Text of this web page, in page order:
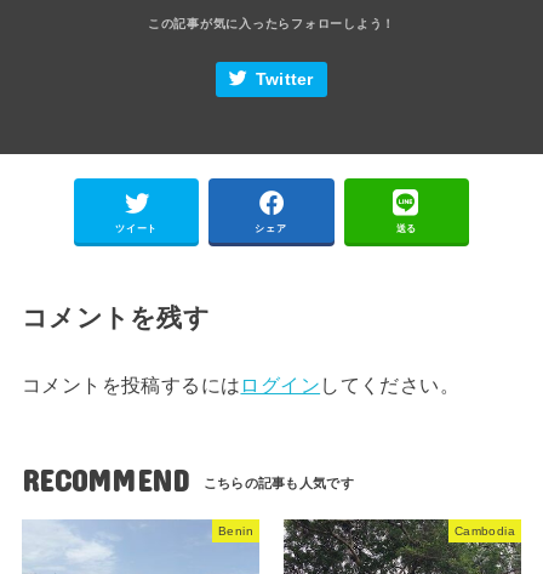
Twitter
ツイート シェア 送る
コメントを残す
コメントを投稿するには ログイン してください。
RECOMMEND
Benin Cambodia